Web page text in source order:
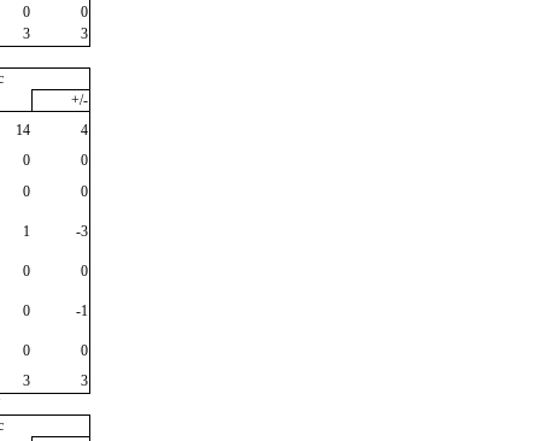
0
0
3
3
+/-
14
4
0
0
0
0
1
-3
0
0
0
-1
0
0
3
3